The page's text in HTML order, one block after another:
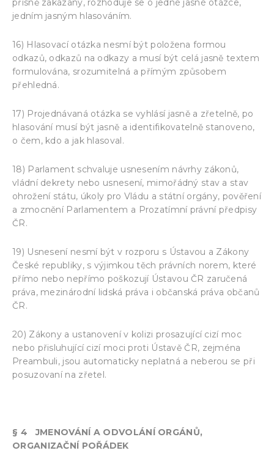
jedním jasným hlasováním.
16) Hlasovací otázka nesmí být položena formou
odkazů, odkazů na odkazy a musí být celá jasně textem
formulována, srozumitelná a přímým způsobem
přehledná.
17) Projednávaná otázka se vyhlásí jasně a zřetelně, po
hlasování musí být jasně a identifikovatelně stanoveno,
o čem, kdo a jak hlasoval.
18) Parlament schvaluje usnesením návrhy zákonů,
vládní dekrety nebo usnesení, mimořádný stav a stav
ohrožení státu, úkoly pro Vládu a státní orgány, pověření
a zmocnění Parlamentem a Prozatímní právní předpisy
ČR.
19) Usnesení nesmí být v rozporu s Ústavou a Zákony
České republiky, s výjimkou těch právních norem, které
přímo nebo nepřímo poškozují Ústavou ČR zaručená
práva, mezinárodní lidská práva i občanská práva občanů
ČR.
20) Zákony a ustanovení v kolizi prosazující cizí moc
nebo přisluhující cizí moci proti Ústavě ČR, zejména
Preambuli, jsou automaticky neplatná a neberou se při
posuzovaní na zřetel.
§ 4 JMENOVÁNÍ A ODVOLÁNÍ ORGÁNŮ,
ORGANIZAČNÍ POŘÁDEK